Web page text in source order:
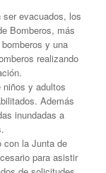
evacuados, los
Bomberos, más
y una
realizando
niños y adultos
Además
inundadas a
con la Junta de
para asistir